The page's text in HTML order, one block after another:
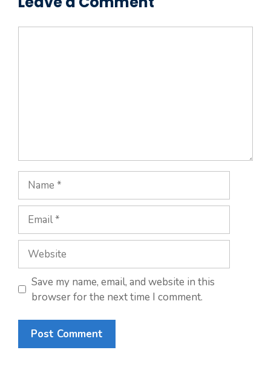
Save my name, email, and website in this
browser for the next time I comment.